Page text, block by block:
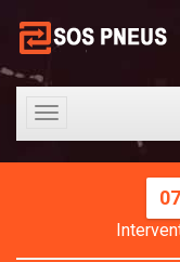
Toggle
navigation